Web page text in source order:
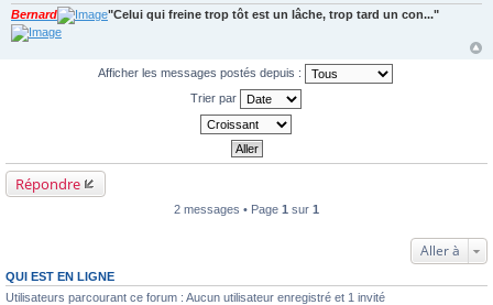
e
Bernard "Celui qui freine trop tôt est un lâche, trop tard un con..."
Afficher les messages postés depuis :
Trier par
Répondre
2 messages • Page 1 sur 1
Aller à
QUI EST EN LIGNE
Utilisateurs parcourant ce forum : Aucun utilisateur enregistré et 1 invité